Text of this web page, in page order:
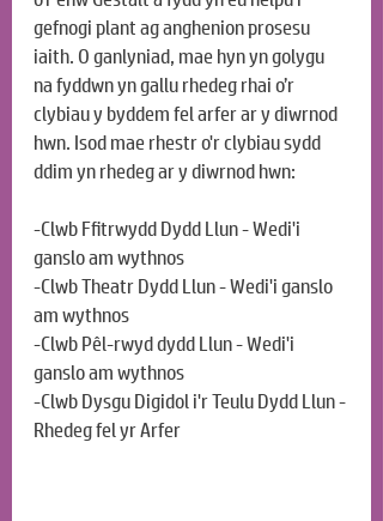
gefnogi plant ag anghenion prosesu
iaith. O ganlyniad, mae hyn yn golygu
na fyddwn yn gallu rhedeg rhai o’r
clybiau y byddem fel arfer ar y diwrnod
hwn. Isod mae rhestr o'r clybiau sydd
ddim yn rhedeg ar y diwrnod hwn:
-Clwb Ffitrwydd Dydd Llun - Wedi'i
ganslo am wythnos
-Clwb Theatr Dydd Llun - Wedi'i ganslo
am wythnos
-Clwb Pêl-rwyd dydd Llun - Wedi'i
ganslo am wythnos
-Clwb Dysgu Digidol i'r Teulu Dydd Llun -
Rhedeg fel yr Arfer